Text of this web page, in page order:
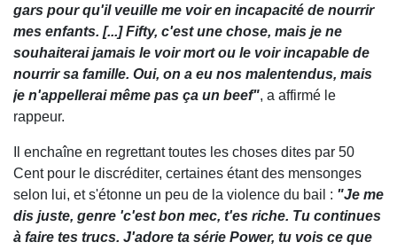
gars pour qu'il veuille me voir en incapacité de nourrir
mes enfants. [...] Fifty, c'est une chose, mais je ne
souhaiterai jamais le voir mort ou le voir incapable de
nourrir sa famille. Oui, on a eu nos malentendus, mais
je n'appellerai même pas ça un beef", a affirmé le
rappeur.
Il enchaîne en regrettant toutes les choses dites par 50
Cent pour le discréditer, certaines étant des mensonges
selon lui, et s'étonne un peu de la violence du bail : "Je me
dis juste, genre 'c'est bon mec, t'es riche. Tu continues
à faire tes trucs. J'adore ta série Power, tu vois ce que